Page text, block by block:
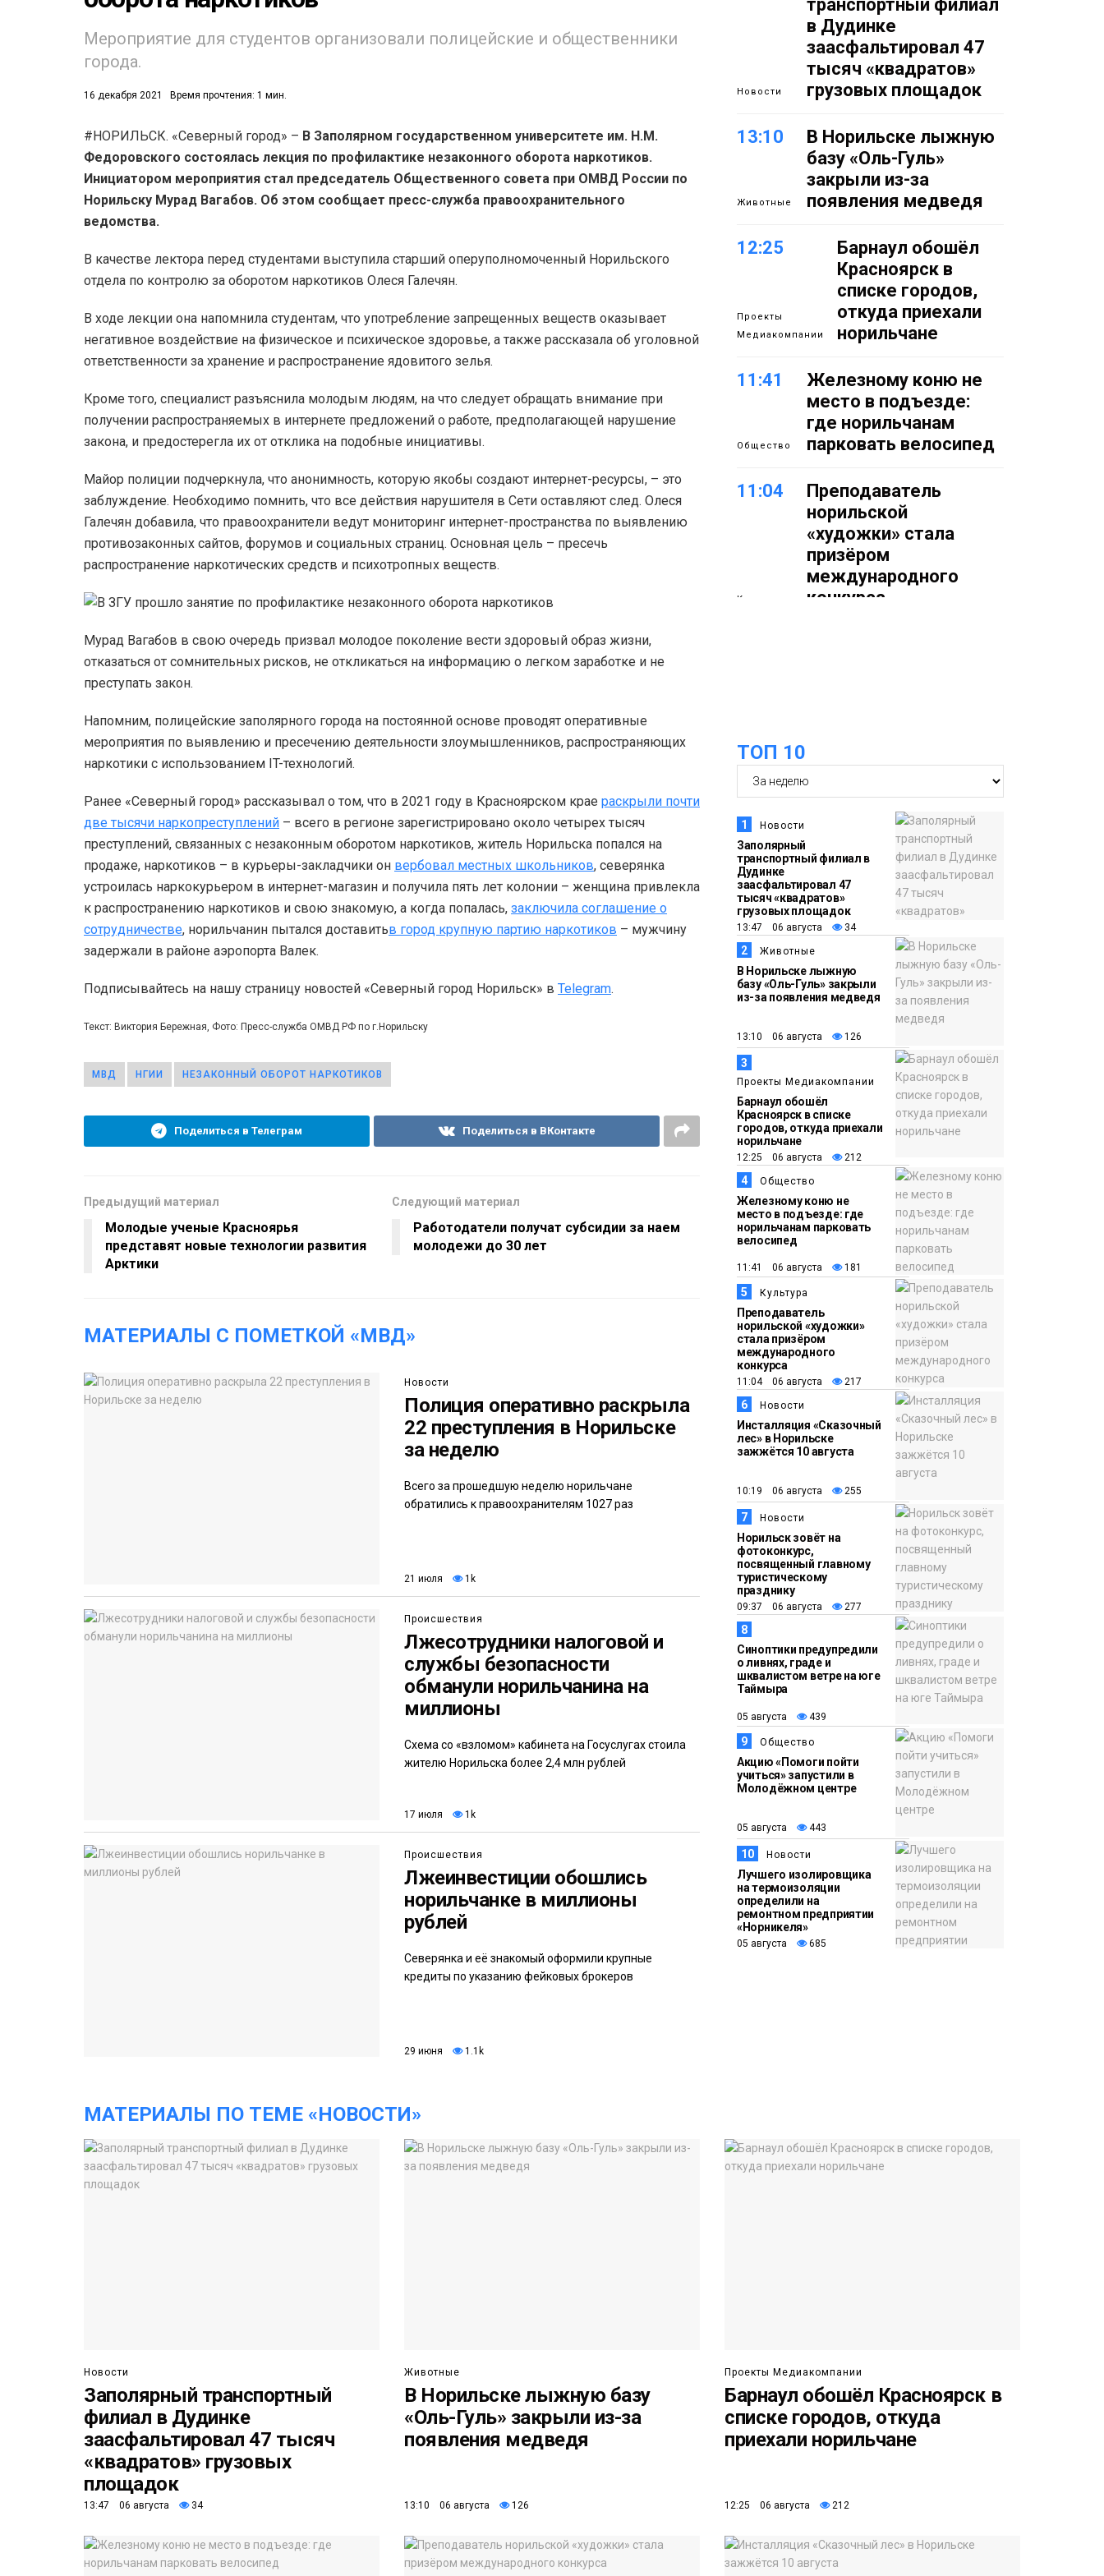
Мероприятие для студентов организовали полицейские и общественники
города.
16 декабря 2021 Время прочтения: 1 мин.
#НОРИЛЬСК. «Северный город» – В Заполярном государственном университете им. Н.М.
Федоровского состоялась лекция по профилактике незаконного оборота наркотиков.
Инициатором мероприятия стал председатель Общественного совета при ОМВД России по
Норильску Мурад Вагабов. Об этом сообщает пресс-служба правоохранительного
ведомства.
В качестве лектора перед студентами выступила старший оперуполномоченный Норильского
отдела по контролю за оборотом наркотиков Олеся Галечян.
В ходе лекции она напомнила студентам, что употребление запрещенных веществ оказывает
негативное воздействие на физическое и психическое здоровье, а также рассказала об уголовной
ответственности за хранение и распространение ядовитого зелья.
Кроме того, специалист разъяснила молодым людям, на что следует обращать внимание при
получении распространяемых в интернете предложений о работе, предполагающей нарушение
закона, и предостерегла их от отклика на подобные инициативы.
Майор полиции подчеркнула, что анонимность, которую якобы создают интернет-ресурсы, – это
заблуждение. Необходимо помнить, что все действия нарушителя в Сети оставляют след. Олеся
Галечян добавила, что правоохранители ведут мониторинг интернет-пространства по выявлению
противозаконных сайтов, форумов и социальных страниц. Основная цель – пресечь
распространение наркотических средств и психотропных веществ.
Мурад Вагабов в свою очередь призвал молодое поколение вести здоровый образ жизни,
отказаться от сомнительных рисков, не откликаться на информацию о легком заработке и не
преступать закон.
Напомним, полицейские заполярного города на постоянной основе проводят оперативные
мероприятия по выявлению и пресечению деятельности злоумышленников, распространяющих
наркотики с использованием IT-технологий.
Ранее «Северный город» рассказывал о том, что в 2021 году в Красноярском крае раскрыли почти
две тысячи наркопреступлений – всего в регионе зарегистрировано около четырех тысяч
преступлений, связанных с незаконным оборотом наркотиков, житель Норильска попался на
продаже, наркотиков – в курьеры-закладчики он вербовал местных школьников, северянка
устроилась наркокурьером в интернет-магазин и получила пять лет колонии – женщина привлекла
к распространению наркотиков и свою знакомую, а когда попалась, заключила соглашение о
сотрудничестве, норильчанин пытался доставитьв город крупную партию наркотиков – мужчину
задержали в районе аэропорта Валек.
Подписывайтесь на нашу страницу новостей «Северный город Норильск» в Telegram.
Текст: Виктория Бережная, Фото: Пресс-служба ОМВД РФ по г.Норильску
МВД НГИИ НЕЗАКОННЫЙ ОБОРОТ НАРКОТИКОВ
Поделиться в Телеграм Поделиться в ВКонтакте
Предыдущий материал
Молодые ученые Красноярья
представят новые технологии развития
Арктики
Следующий материал
Работодатели получат субсидии за наем
молодежи до 30 лет
МАТЕРИАЛЫ С ПОМЕТКОЙ «МВД»
Новости
Полиция оперативно раскрыла
22 преступления в Норильске
за неделю
Всего за прошедшую неделю норильчане
обратились к правоохранителям 1027 раз
21 июля 1k
Происшествия
Лжесотрудники налоговой и
службы безопасности
обманули норильчанина на
миллионы
Схема со «взломом» кабинета на Госуслугах стоила
жителю Норильска более 2,4 млн рублей
17 июля 1k
Происшествия
Лжеинвестиции обошлись
норильчанке в миллионы
рублей
Северянка и её знакомый оформили крупные
кредиты по указанию фейковых брокеров
29 июня 1.1k
Новости
транспортный филиал
в Дудинке
заасфальтировал 47
тысяч «квадратов»
грузовых площадок
13:10
Животные
В Норильске лыжную
базу «Оль-Гуль»
закрыли из-за
появления медведя
12:25
Проекты
Медиакомпании
Барнаул обошёл
Красноярск в
списке городов,
откуда приехали
норильчане
11:41
Общество
Железному коню не
место в подъезде:
где норильчанам
парковать велосипед
11:04
Культура
Преподаватель
норильской
«художки» стала
призёром
международного
конкурса
09:37
Новости
фотоконкурс,
посвященный
туристическому
празднику
18:22
05 августа
Синоптики
предупредили о
ливнях, граде и
шквалистом ветре на
юге Таймыра
17:37
05 августа
Общество
Акцию «Помоги пойти
учиться» запустили в
Молодёжном центре
16:50
05 августа
Лучшего
изолировщика на
термоизоляции
определили на
ремонтном
предприятии
«Норникеля»
ТОП 10
1 Новости
Заполярный
транспортный филиал в
Дудинке
заасфальтировал 47
тысяч «квадратов»
грузовых площадок
13:47 06 августа 34
2 Животные
В Норильске лыжную
базу «Оль-Гуль» закрыли
из-за появления медведя
13:10 06 августа 126
3
Проекты Медиакомпании
Барнаул обошёл
Красноярск в списке
городов, откуда приехали
норильчане
12:25 06 августа 212
4 Общество
Железному коню не
место в подъезде: где
норильчанам парковать
велосипед
11:41 06 августа 181
5 Культура
Преподаватель
норильской «художки»
стала призёром
международного
конкурса
11:04 06 августа 217
6 Новости
Инсталляция «Сказочный
лес» в Норильске
зажжётся 10 августа
10:19 06 августа 255
7 Новости
Норильск зовёт на
фотоконкурс,
посвященный главному
туристическому
празднику
09:37 06 августа 277
8
Синоптики предупредили
о ливнях, граде и
шквалистом ветре на юге
Таймыра
05 августа 439
9 Общество
Акцию «Помоги пойти
учиться» запустили в
Молодёжном центре
05 августа 443
10 Новости
Лучшего изолировщика
на термоизоляции
определили на
ремонтном предприятии
«Норникеля»
05 августа 685
МАТЕРИАЛЫ ПО ТЕМЕ «НОВОСТИ»
Новости
Заполярный транспортный
филиал в Дудинке
заасфальтировал 47 тысяч
«квадратов» грузовых
площадок
13:47 06 августа 34
Животные
В Норильске лыжную базу
«Оль-Гуль» закрыли из-за
появления медведя
13:10 06 августа 126
Проекты Медиакомпании
Барнаул обошёл Красноярск в
списке городов, откуда
приехали норильчане
12:25 06 августа 212